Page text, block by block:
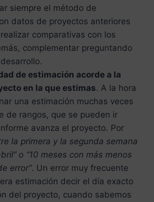
siempre el método de
datos de proyectos anteriores
comparativas con los
complementar preguntando
de estimación acorde a la
en la que estimas. A la hora
una estimación muchas veces
de rangos, que se pueden ir
avanza el proyecto. Por
la primera y la segunda semana
o “10 meses con más menos
error”. Un error muy frecuente
estimación decir el día exacto
del proyecto, cuando sabemos